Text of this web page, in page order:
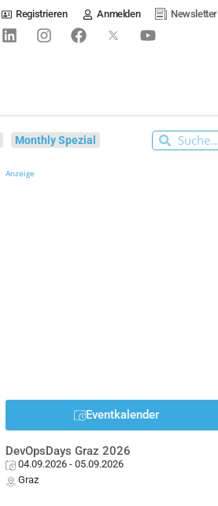
Registrieren Anmelden Newsletter
Monthly Spezial
Anzeige
Eventkalender
DevOpsDays Graz 2026
04.09.2026 - 05.09.2026
Graz